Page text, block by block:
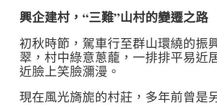
興企建村，“三難”山村的變遷之路
初秋時節，駕車行至群山環繞的振
翠，村中綠意蔥蘢，一排排平易近
近臉上笑臉瀰漫。
現在風光旖旎的村莊，多年前曾是